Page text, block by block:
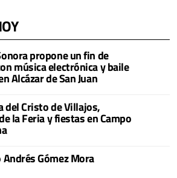
propone un fin de
música electrónica y baile
Alcázar de San Juan
del Cristo de Villajos,
la Feria y fiestas en Campo
Gómez Mora